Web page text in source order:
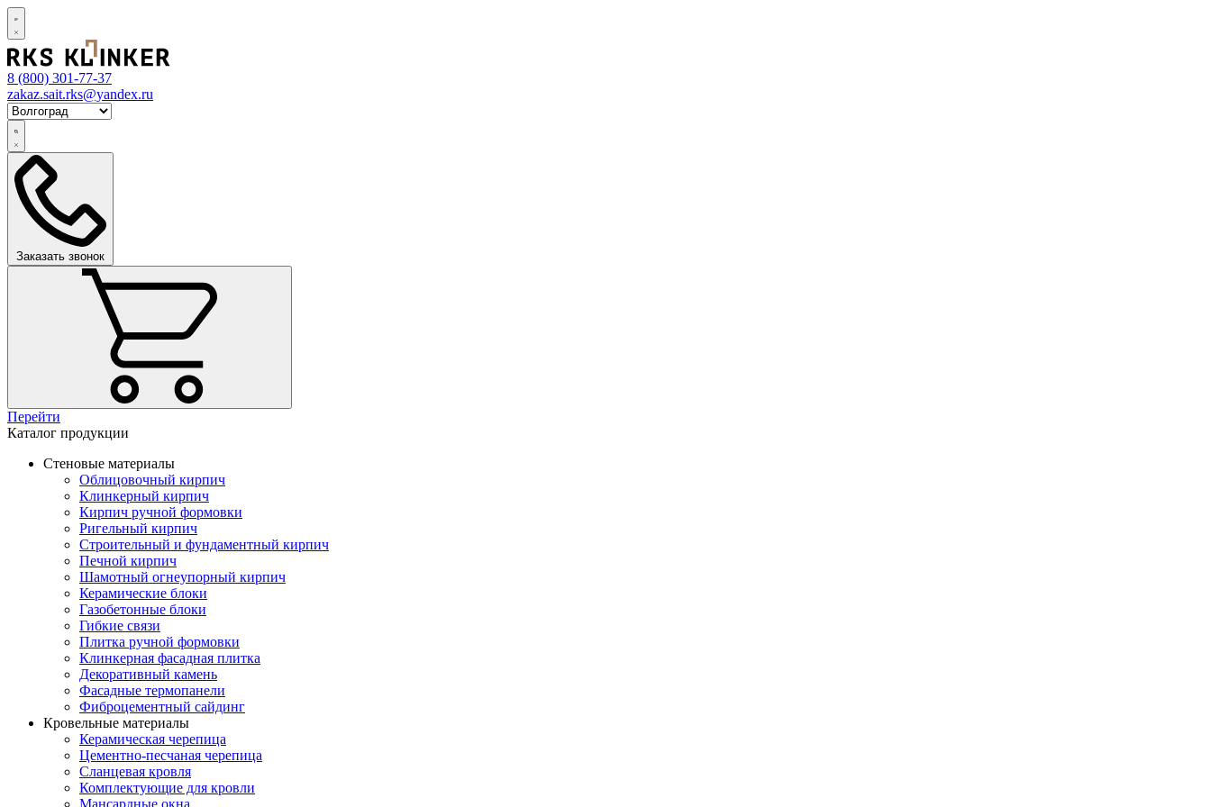
8 (800) 301-77-37
zakaz.sait.rks@yandex.ru
Заказать звонок
Перейти
Каталог продукции
Стеновые материалы
Облицовочный кирпич
Клинкерный кирпич
Кирпич ручной формовки
Ригельный кирпич
Строительный и фундаментный кирпич
Печной кирпич
Шамотный огнеупорный кирпич
Керамические блоки
Газобетонные блоки
Гибкие связи
Плитка ручной формовки
Клинкерная фасадная плитка
Декоративный камень
Фасадные термопанели
Фиброцементный сайдинг
Кровельные материалы
Керамическая черепица
Цементно-песчаная черепица
Сланцевая кровля
Комплектующие для кровли
Мансардные окна